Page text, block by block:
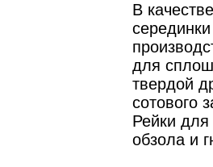
В
для
твердой
сотового
Рейки
обзола и